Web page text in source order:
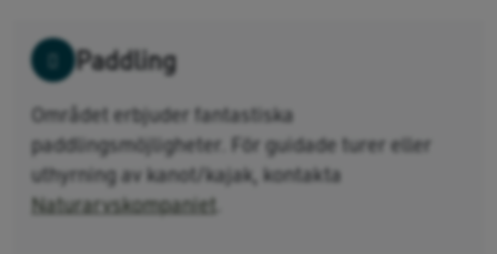
Paddling
Området erbjuder fantastiska
paddlingsmöjligheter. För guidade turer eller
uthyrning av kanot/kajak, kontakta
Naturarvskompaniet